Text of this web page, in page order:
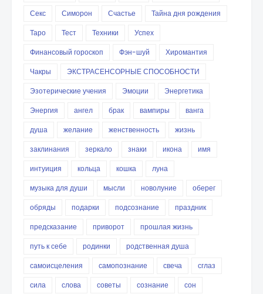
Секс
Симорон Счастье
Тайна дня рождения
Таро
Тест Техники
Успех
Финансовый гороскоп
Фэн-шуй
Хиромантия
Чакры
ЭКСТРАСЕНСОРНЫЕ СПОСОБНОСТИ
Эзотерические учения
Эмоции
Энергетика
Энергия
ангел брак вампиры
ванга
душа
желание женственность
жизнь
заклинания
зеркало знаки икона
имя
интуиция
кольца кошка
луна
музыка для души
мысли новолуние
оберег
обряды
подарки подсознание
праздник
предсказание
приворот
прошлая жизнь
путь к себе
родинки
родственная душа
самоисцеления
самопознание свеча
сглаз
сила
слова советы сознание
сон